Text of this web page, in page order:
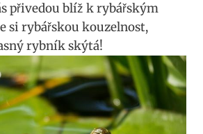
přivedou blíž k rybářským
si rybářskou kouzelnost,
rybník skýtá!